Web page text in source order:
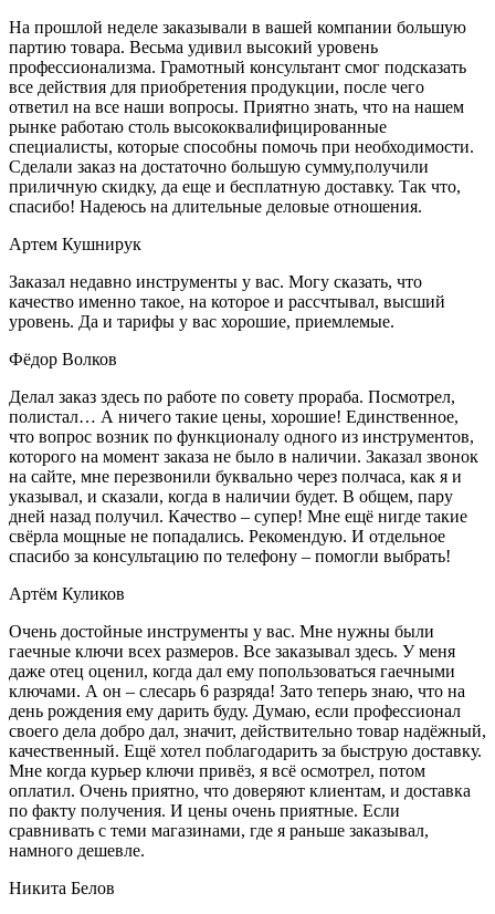
На прошлой неделе заказывали в вашей компании большую
партию товара. Весьма удивил высокий уровень
профессионализма. Грамотный консультант смог подсказать
все действия для приобретения продукции, после чего
ответил на все наши вопросы. Приятно знать, что на нашем
рынке работаю столь высококвалифицированные
специалисты, которые способны помочь при необходимости.
Сделали заказ на достаточно большую сумму,получили
приличную скидку, да еще и бесплатную доставку. Так что,
спасибо! Надеюсь на длительные деловые отношения.
Артем Кушнирук
Заказал недавно инструменты у вас. Могу сказать, что
качество именно такое, на которое и рассчтывал, высший
уровень. Да и тарифы у вас хорошие, приемлемые.
Фёдор Волков
Делал заказ здесь по работе по совету прораба. Посмотрел,
полистал… А ничего такие цены, хорошие! Единственное,
что вопрос возник по функционалу одного из инструментов,
которого на момент заказа не было в наличии. Заказал звонок
на сайте, мне перезвонили буквально через полчаса, как я и
указывал, и сказали, когда в наличии будет. В общем, пару
дней назад получил. Качество – супер! Мне ещё нигде такие
свёрла мощные не попадались. Рекомендую. И отдельное
спасибо за консультацию по телефону – помогли выбрать!
Артём Куликов
Очень достойные инструменты у вас. Мне нужны были
гаечные ключи всех размеров. Все заказывал здесь. У меня
даже отец оценил, когда дал ему попользоваться гаечными
ключами. А он – слесарь 6 разряда! Зато теперь знаю, что на
день рождения ему дарить буду. Думаю, если профессионал
своего дела добро дал, значит, действительно товар надёжный,
качественный. Ещё хотел поблагодарить за быструю доставку.
Мне когда курьер ключи привёз, я всё осмотрел, потом
оплатил. Очень приятно, что доверяют клиентам, и доставка
по факту получения. И цены очень приятные. Если
сравнивать с теми магазинами, где я раньше заказывал,
намного дешевле.
Никита Белов